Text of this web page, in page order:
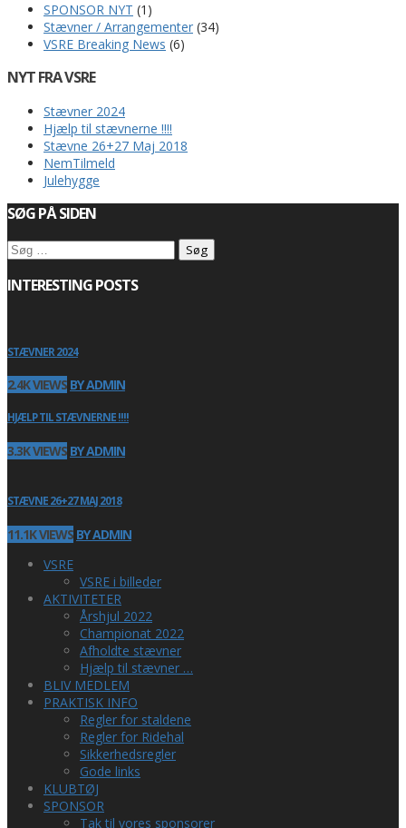
SPONSOR NYT (1)
Stævner / Arrangementer (34)
VSRE Breaking News (6)
NYT FRA VSRE
Stævner 2024
Hjælp til stævnerne !!!!
Stævne 26+27 Maj 2018
NemTilmeld
Julehygge
SØG PÅ SIDEN
Søg
efter:
INTERESTING POSTS
STÆVNER 2024
2.4K VIEWS BY ADMIN
HJÆLP TIL STÆVNERNE !!!!
3.3K VIEWS BY ADMIN
STÆVNE 26+27 MAJ 2018
11.1K VIEWS BY ADMIN
VSRE
VSRE i billeder
AKTIVITETER
Årshjul 2022
Championat 2022
Afholdte stævner
Hjælp til stævner …
BLIV MEDLEM
PRAKTISK INFO
Regler for staldene
Regler for Ridehal
Sikkerhedsregler
Gode links
KLUBTØJ
SPONSOR
Tak til vores sponsorer